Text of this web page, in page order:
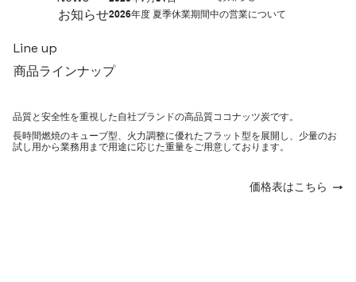
Line up
商品ラインナップ
品質と安全性を重視した自社ブランドの高品質ココナッツ炭です。
長時間燃焼のキューブ型、火力調整に優れたフラット型を展開し、少量のお
試し用から業務用まで用途に応じた重量をご用意しております。
価格表はこちら
お知らせ2026年度 夏季休業期間中の営業について